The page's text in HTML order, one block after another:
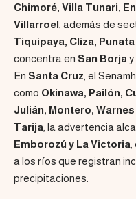
Chimoré, Villa Tunari,
Villarroel , además de
Tiquipaya, Cliza,
concentra en San Borja
En Santa Cruz , el
como Okinawa, Pailón,
Julián, Montero,
Tarija , la advertencia
Emborozú y La Victoria
a los ríos que registran
precipitaciones.